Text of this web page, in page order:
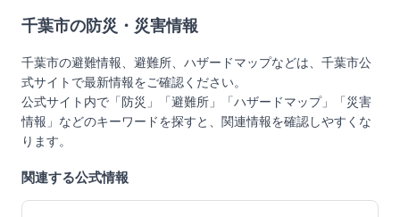
千葉市の防災・災害情報
千葉市の避難情報、避難所、ハザードマップなどは、 千葉市公
式サイトで最新情報をご確認ください。
公式サイト内で「防災」「避難所」「ハザードマップ」「災害
情報」などのキーワードを探すと、関連情報を確認しやすくな
ります。
関連する公式情報